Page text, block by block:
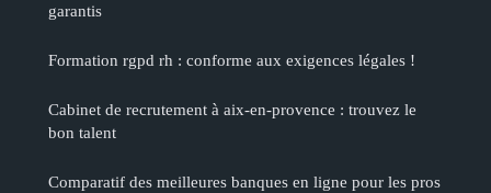
garantis
Formation rgpd rh : conforme aux exigences légales !
Cabinet de recrutement à aix-en-provence : trouvez le
bon talent
Comparatif des meilleures banques en ligne pour les pros